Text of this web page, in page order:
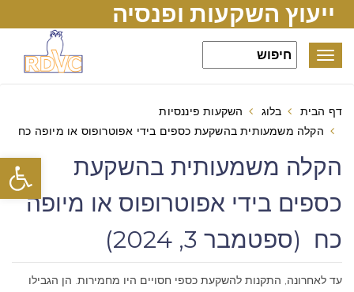
פתח
ייעוץ השקעות ופנסיה
Toggle
דף הבית בלוג
השקעות פיננסיות
הקלה משמעותית בהשקעת כספים בידי אפוטרופוס או מיופה כח
הקלה משמעותית בהשקעת
כספים בידי אפוטרופוס או מיופה
כח (ספטמבר 3, 2024)
עד לאחרונה, התקנות להשקעת כספי חסויים היו מחמירות. הן הגבילו